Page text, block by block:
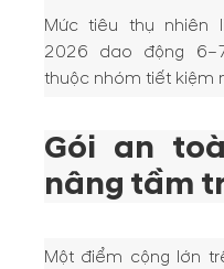
Mức tiêu thụ nhiên
2026 dao động
thuộc nhóm tiết kiệm
Gói an
nâng tầm
Một điểm cộng lớn